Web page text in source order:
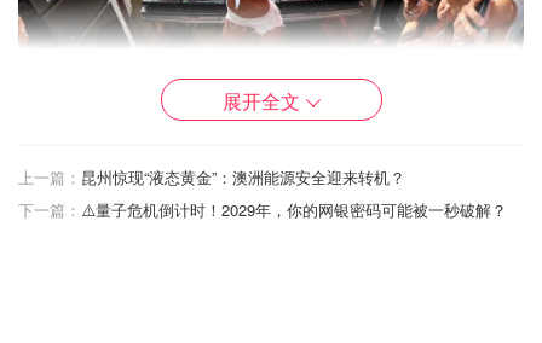
事故后，Freshour拍下了掉落的灯具，它就躺在Do Lab标
志性的织物蘑菇状结构下。他曾试图挪动它，但发现异常沉
展开全文
上一篇： 昆州惊现“液态黄金”：澳洲能源安全迎来转机？
下一篇： ⚠️量子危机倒计时！2029年，你的网银密码可能被一秒破解？